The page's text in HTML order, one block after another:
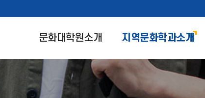
문화대학원소개 지역문화학과소개